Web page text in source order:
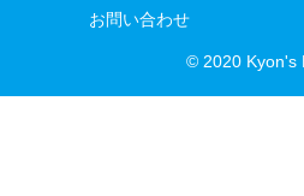
お問い合わせ
© 2020 Kyon's